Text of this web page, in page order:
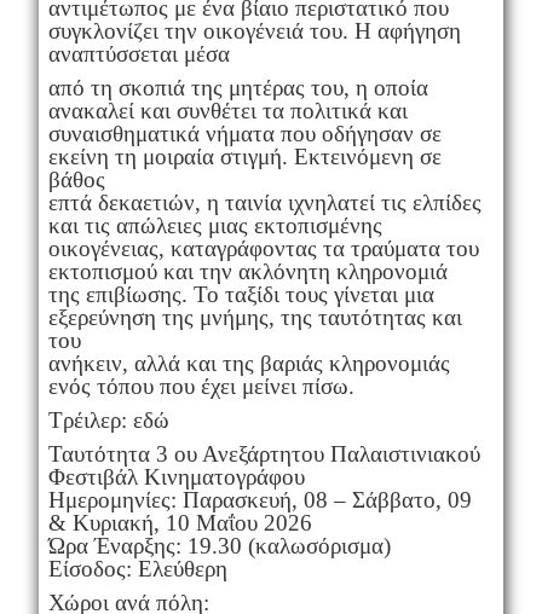
αντιμέτωπος με ένα βίαιο περιστατικό που
συγκλονίζει την οικογένειά του. Η αφήγηση
αναπτύσσεται μέσα
από τη σκοπιά της μητέρας του, η οποία
ανακαλεί και συνθέτει τα πολιτικά και
συναισθηματικά νήματα που οδήγησαν σε
εκείνη τη μοιραία στιγμή. Εκτεινόμενη σε
βάθος
επτά δεκαετιών, η ταινία ιχνηλατεί τις ελπίδες
και τις απώλειες μιας εκτοπισμένης
οικογένειας, καταγράφοντας τα τραύματα του
εκτοπισμού και την ακλόνητη κληρονομιά
της επιβίωσης. Το ταξίδι τους γίνεται μια
εξερεύνηση της μνήμης, της ταυτότητας και
του
ανήκειν, αλλά και της βαριάς κληρονομιάς
ενός τόπου που έχει μείνει πίσω.
Τρέιλερ: εδώ
Ταυτότητα 3 ου Ανεξάρτητου Παλαιστινιακού
Φεστιβάλ Κινηματογράφου
Ημερομηνίες: Παρασκευή, 08 – Σάββατο, 09
& Κυριακή, 10 Μαΐου 2026
Ώρα Έναρξης: 19.30 (καλωσόρισμα)
Είσοδος: Ελεύθερη
Χώροι ανά πόλη: